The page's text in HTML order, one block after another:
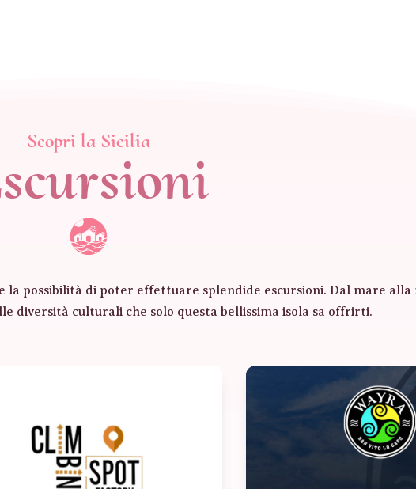
Scopri la Sicilia
la possibilità di poter effettuare splendide escursioni. Dal mare
diversità culturali che solo questa bellissima isola sa offrirti.